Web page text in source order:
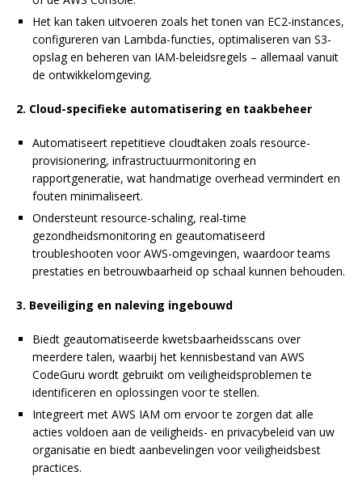
Het kan taken uitvoeren zoals het tonen van EC2-instances,
configureren van Lambda-functies, optimaliseren van S3-
opslag en beheren van IAM-beleidsregels – allemaal vanuit
de ontwikkelomgeving.
2. Cloud-specifieke automatisering en taakbeheer
Automatiseert repetitieve cloudtaken zoals resource-
provisionering, infrastructuurmonitoring en
rapportgeneratie, wat handmatige overhead vermindert en
fouten minimaliseert.
Ondersteunt resource-schaling, real-time
gezondheidsmonitoring en geautomatiseerd
troubleshooten voor AWS-omgevingen, waardoor teams
prestaties en betrouwbaarheid op schaal kunnen behouden.
3. Beveiliging en naleving ingebouwd
Biedt geautomatiseerde kwetsbaarheidsscans over
meerdere talen, waarbij het kennisbestand van AWS
CodeGuru wordt gebruikt om veiligheidsproblemen te
identificeren en oplossingen voor te stellen.
Integreert met AWS IAM om ervoor te zorgen dat alle
acties voldoen aan de veiligheids- en privacybeleid van uw
organisatie en biedt aanbevelingen voor veiligheidsbest
practices.